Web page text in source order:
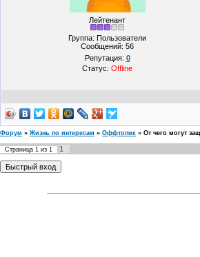
Лейтенант
Группа: Пользователи
Сообщений: 56
Репутация: 0
Статус: Offline
Форум » Жизнь по интересам » Оффтопик » От чего могут
Страница 1 из 1
1